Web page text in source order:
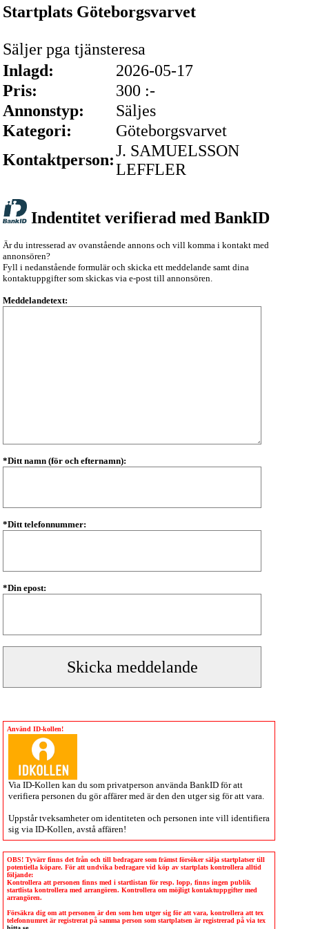
Startplats Göteborgsvarvet
Säljer pga tjänsteresa
Inlagd:
2026-05-17
Pris:
300 :-
Annonstyp:
Säljes
Kategori:
Göteborgsvarvet
Kontaktperson:J. SAMUELSSON
LEFFLER
Indentitet verifierad med BankID
Är du intresserad av ovanstående annons och vill komma i kontakt med
annonsören?
Fyll i nedanstående formulär och skicka ett meddelande samt dina
kontaktuppgifter som skickas via e-post till annonsören.
Meddelandetext:
*Ditt namn (för och efternamn):
*Ditt telefonnummer:
*Din epost:
Använd ID-kollen!
Via ID-Kollen kan du som privatperson använda BankID för att
verifiera personen du gör affärer med är den den utger sig för att vara.
Uppstår tveksamheter om identiteten och personen inte vill identifiera
sig via ID-Kollen , avstå affären!
OBS! Tyvärr finns det från och till bedragare som främst försöker sälja startplatser till
potentiella köpare. För att undvika bedragare vid köp av startplats kontrollera alltid
följande:
Kontrollera att personen finns med i startlistan för resp. lopp, finns ingen publik
startlista kontrollera med arrangören. Kontrollera om möjligt kontaktuppgifter med
arrangören.
Försäkra dig om att personen är den som hen utger sig för att vara, kontrollera att tex
telefonnumret är registrerat på samma person som startplatsen är registrerad på via tex